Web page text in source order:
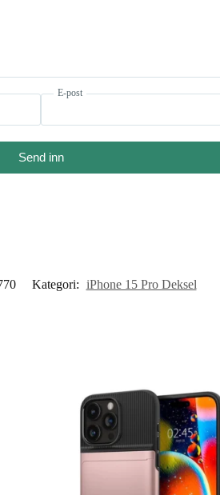
E-post
Send inn
Kategori: iPhone 15 Pro Deksel